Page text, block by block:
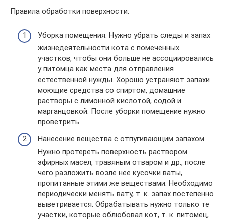
Правила обработки поверхности:
Уборка помещения. Нужно убрать следы и запах
жизнедеятельности кота с помеченных
участков, чтобы они больше не ассоциировались
у питомца как места для отправления
естественной нужды. Хорошо устраняют запахи
моющие средства со спиртом, домашние
растворы с лимонной кислотой, содой и
марганцовкой. После уборки помещение нужно
проветрить.
Нанесение вещества с отпугивающим запахом.
Нужно протереть поверхность раствором
эфирных масел, травяным отваром и др., после
чего разложить возле нее кусочки ваты,
пропитанные этими же веществами. Необходимо
периодически менять вату, т. к. запах постепенно
выветривается. Обрабатывать нужно только те
участки, которые облюбовал кот, т. к. питомец,